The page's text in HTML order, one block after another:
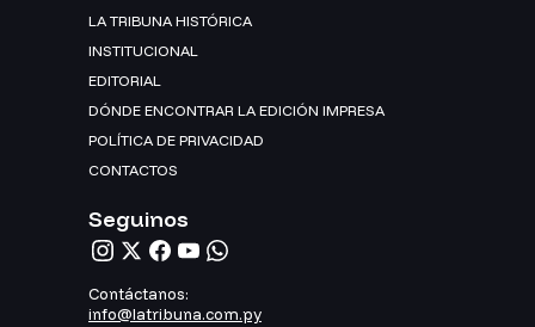
LA TRIBUNA HISTÓRICA
INSTITUCIONAL
EDITORIAL
DÓNDE ENCONTRAR LA EDICIÓN IMPRESA
POLÍTICA DE PRIVACIDAD
CONTACTOS
Seguinos
Contáctanos:
info@latribuna.com.py